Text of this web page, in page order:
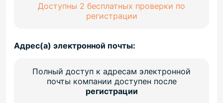
Доступны 2 бесплатных проверки по
регистрации
Адрес(а) электронной почты:
Полный доступ к адресам электронной
почты компании доступен после
регистрации